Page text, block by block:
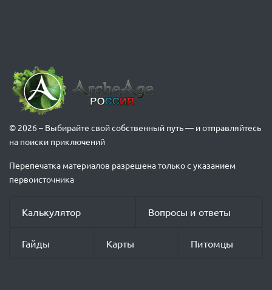
© 2026 – Выбирайте свой собственный путь — и отправляйтесь
на поиски приключений
Перепечатка материалов разрешена только с указанием
первоисточника
Калькулятор Вопросы и ответы
Гайды Карты Питомцы